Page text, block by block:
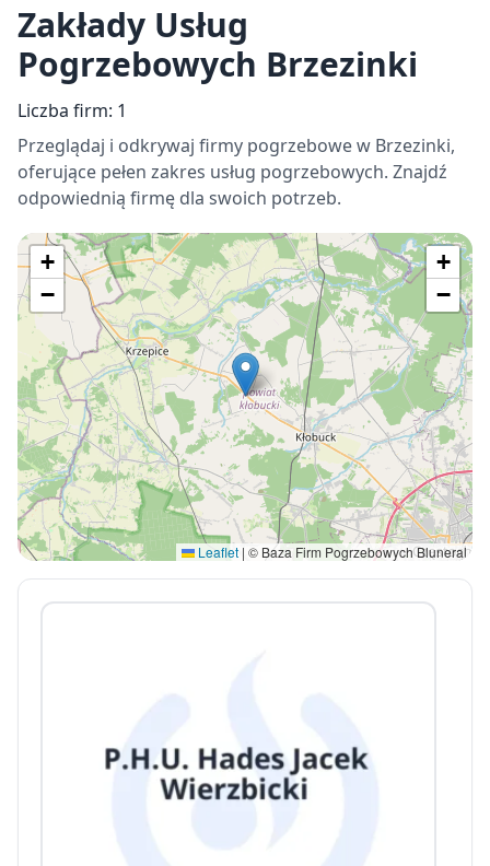
Zakłady Usług
Pogrzebowych Brzezinki
Liczba firm: 1
Przeglądaj i odkrywaj firmy pogrzebowe w Brzezinki,
oferujące pełen zakres usług pogrzebowych. Znajdź
odpowiednią firmę dla swoich potrzeb.
+
−
+
−
Leaflet | © Baza Firm Pogrzebowych Bluneral